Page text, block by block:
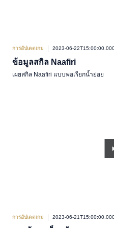
การอัปเดตเกม 2023-06-
ข้อมูลสกิล Naafiri
เผยสกิล Naafiri แบบพอเรียกน้ำย่อย
การอัปเดตเกม 2023-06-